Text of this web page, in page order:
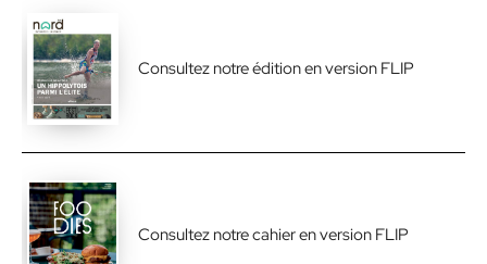
Consultez notre édition en version FLIP
Consultez notre cahier en version FLIP